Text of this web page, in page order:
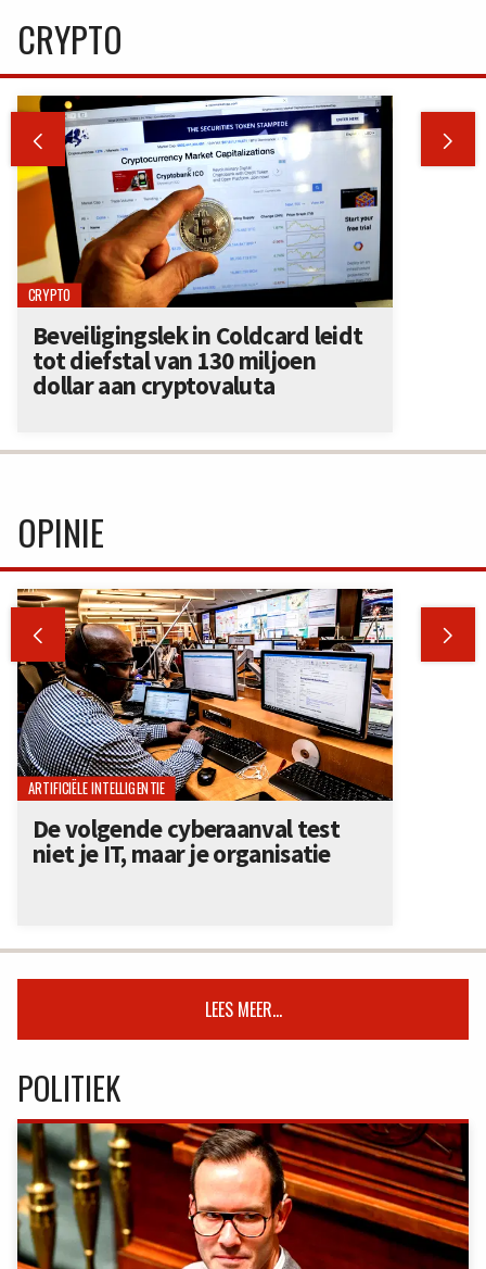
CRYPTO
 
CRYPTO
Beveiligingslek in Coldcard leidt
tot diefstal van 130 miljoen
dollar aan cryptovaluta
OPINIE
 
ARTIFICIËLE INTELLIGENTIE
De volgende cyberaanval test
niet je IT, maar je organisatie
LEES MEER...
POLITIEK